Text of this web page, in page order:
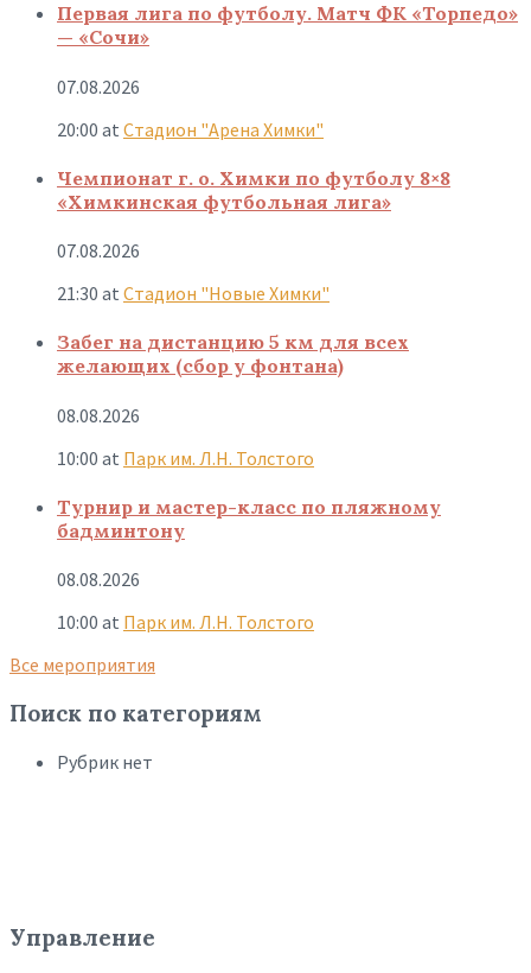
Первая лига по футболу. Матч ФК «Торпедо»
— «Сочи»
07.08.2026
20:00 at Стадион "Арена Химки"
Чемпионат г. о. Химки по футболу 8×8
«Химкинская футбольная лига»
07.08.2026
21:30 at Стадион "Новые Химки"
Забег на дистанцию 5 км для всех
желающих (сбор у фонтана)
08.08.2026
10:00 at Парк им. Л.Н. Толстого
Турнир и мастер-класс по пляжному
бадминтону
08.08.2026
10:00 at Парк им. Л.Н. Толстого
Все мероприятия
Поиск по категориям
Рубрик нет
Управление